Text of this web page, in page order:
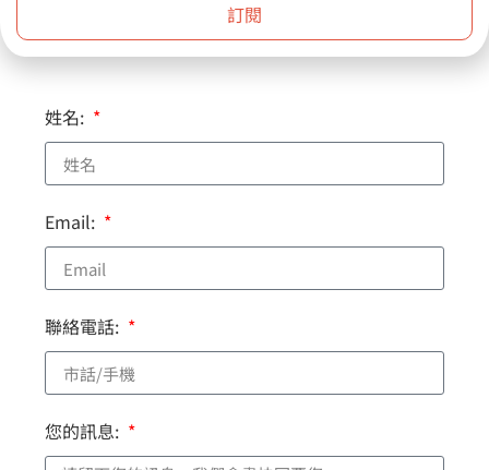
聯絡表單
姓名:
Email:
聯絡電話:
您的訊息:
訂閱